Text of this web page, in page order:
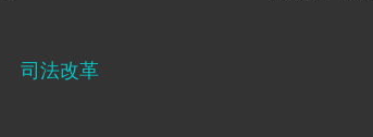
司法改革